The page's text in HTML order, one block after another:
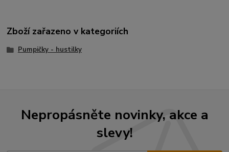
Zboží zařazeno v kategoriích
Pumpičky - hustilky
Nepropásněte novinky, akce a
slevy!